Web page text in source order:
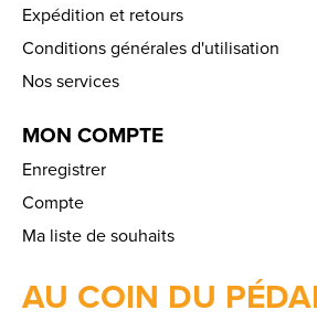
Expédition et retours
Conditions générales d'utilisation
Nos services
MON COMPTE
Enregistrer
Compte
Ma liste de souhaits
AU COIN DU